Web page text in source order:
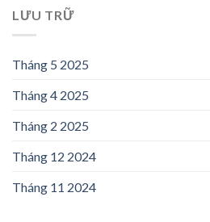
LƯU TRỮ
Tháng 5 2025
Tháng 4 2025
Tháng 2 2025
Tháng 12 2024
Tháng 11 2024